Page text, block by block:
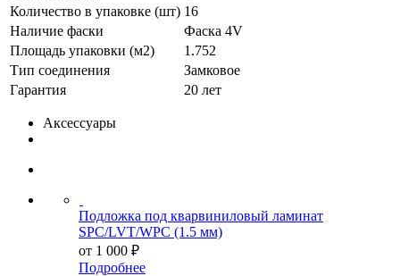
Количество в упаковке (шт) 16
Наличие фаски
Фаска 4V
Площадь упаковки (м2)
1.752
Тип соединения
Замковое
Гарантия
20 лет
Аксессуары
Подложка под кварвиниловый ламинат
SPC/LVT/WPC (1.5 мм)
от 1 000 ₽
Подробнее